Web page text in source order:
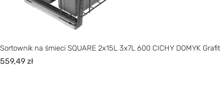
Sortownik na śmieci SQUARE 2x15L 3x7L 600 CICHY DOMYK Grafit
559,49 zł